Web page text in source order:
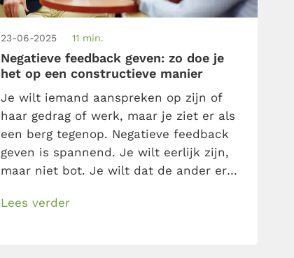
23-06-2025 11 min.
Negatieve feedback geven: zo doe je
het op een constructieve manier
Je wilt iemand aanspreken op zijn of
haar gedrag of werk, maar je ziet er als
een berg tegenop. Negatieve feedback
geven is spannend. Je wilt eerlijk zijn,
maar niet bot. Je wilt dat de ander er
voelt of boos wegloopt. Hoe pak je dat
Lees verder